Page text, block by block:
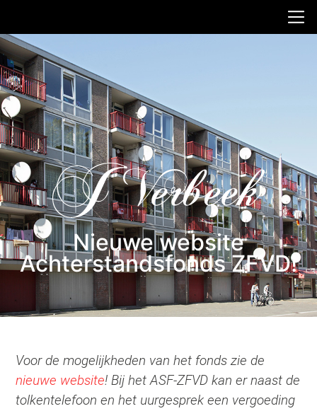
Nieuwe website
Achterstandsfonds ZFVD!
Voor de mogelijkheden van het fonds zie de
nieuwe website! Bij het ASF-ZFVD kan er naast de
tolkentelefoon en het uurgesprek een vergoeding